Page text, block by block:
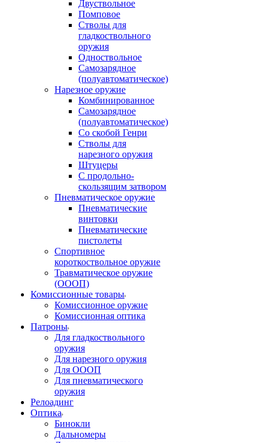
Двуствольное
Помповое
Стволы для
гладкоствольного
оружия
Одноствольное
Самозарядное
(полуавтоматическое)
Нарезное оружие
Комбинированное
Самозарядное
(полуавтоматическое)
Со скобой Генри
Стволы для
нарезного оружия
Штуцеры
С продольно-
скользящим затвором
Пневматическое оружие
Пневматические
винтовки
Пневматические
пистолеты
Спортивное
короткоствольное оружие
Травматическое оружие
(ОООП)
Комиссионные товары
Комиссионное оружие
Комиссионная оптика
Патроны
Для гладкоствольного
оружия
Для нарезного оружия
Для ОООП
Для пневматического
оружия
Релоадинг
Оптика
Бинокли
Дальномеры